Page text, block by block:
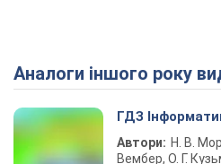
Аналоги іншого року
ГДЗ
Автори: Н. В.
Вембер, О. Г.